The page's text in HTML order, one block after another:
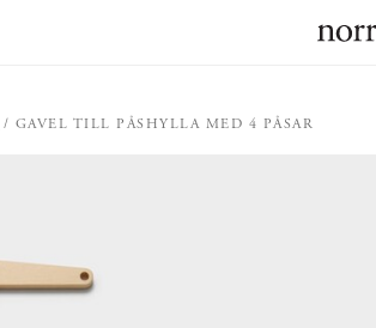
GAVEL TILL PÅSHYLLA MED 4 PÅSAR